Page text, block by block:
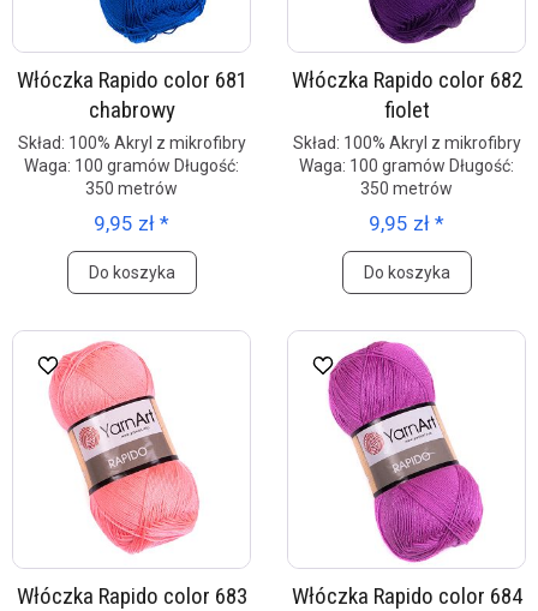
Włóczka Rapido color 681
chabrowy
Skład: 100% Akryl z mikrofibry
Waga: 100 gramów Długość:
350 metrów
9,95 zł *
Do koszyka
Włóczka Rapido color 682
fiolet
Skład: 100% Akryl z mikrofibry
Waga: 100 gramów Długość:
350 metrów
9,95 zł *
Do koszyka
Włóczka Rapido color 683
Włóczka Rapido color 684